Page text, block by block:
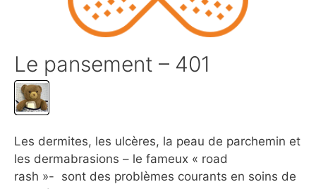
Le pansement – 401
Les dermites, les ulcères, la peau de parchemin et
les dermabrasions – le fameux « road
rash »- sont des problèmes courants en soins de